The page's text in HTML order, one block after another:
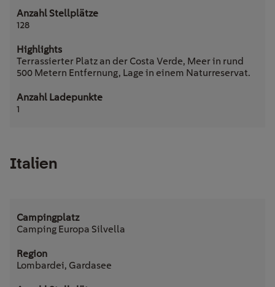
128
Terrassierter Platz an der Costa Verde, Meer in rund
500 Metern Entfernung, Lage in einem Naturreservat.
1
Italien
Camping Europa Silvella
Lombardei, Gardasee